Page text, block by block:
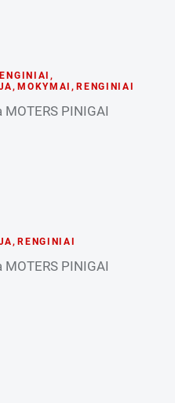
,
,MOKYMAI ,RENGINIAI
PINIGAI
, RENGINIAI
PINIGAI